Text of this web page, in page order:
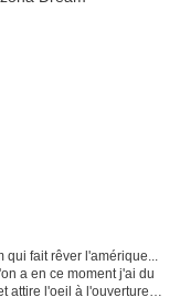
fait rêver l'amérique...
a en ce moment j'ai du
attire l'oeil à l'ouverture: